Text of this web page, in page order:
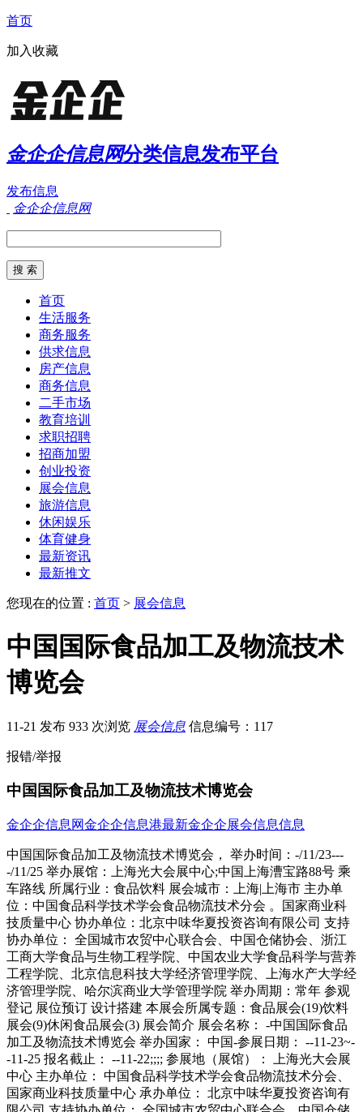
首页
加入收藏
金企企信息网分类信息发布平台
发布信息
金企企信息网
首页
生活服务
商务服务
供求信息
房产信息
商务信息
二手市场
教育培训
求职招聘
招商加盟
创业投资
展会信息
旅游信息
休闲娱乐
体育健身
最新资讯
最新推文
您现在的位置 : 首页 > 展会信息
中国国际食品加工及物流技术
博览会
11-21 发布 933 次浏览 展会信息 信息编号：117
报错/举报
中国国际食品加工及物流技术博览会
金企企信息网金企企信息港最新金企企展会信息信息
中国国际食品加工及物流技术博览会， 举办时间：-/11/23---
-/11/25 举办展馆：上海光大会展中心;中国上海漕宝路88号 乘
车路线 所属行业：食品饮料 展会城市：上海|上海市 主办单
位：中国食品科学技术学会食品物流技术分会 。国家商业科
技质量中心 协办单位：北京中味华夏投资咨询有限公司 支持
协办单位： 全国城市农贸中心联合会、中国仓储协会、浙江
工商大学食品与生物工程学院、中国农业大学食品科学与营养
工程学院、北京信息科技大学经济管理学院、上海水产大学经
济管理学院、哈尔滨商业大学管理学院 举办周期：常年 参观
登记 展位预订 设计搭建 本展会所属专题：食品展会(19)饮料
展会(9)休闲食品展会(3) 展会简介 展会名称： -中国国际食品
加工及物流技术博览会 举办国家： 中国-参展日期： --11-23~-
-11-25 报名截止： --11-22;;;; 参展地（展馆）： 上海光大会展
中心 主办单位： 中国食品科学技术学会食品物流技术分会、
国家商业科技质量中心 承办单位： 北京中味华夏投资咨询有